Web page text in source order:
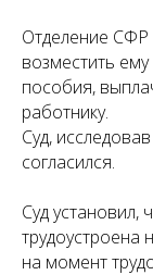
Отделение СФР
возместить
пособия,
работнику.
Суд,
согласился.
Суд установил,
трудоустроена
на момент